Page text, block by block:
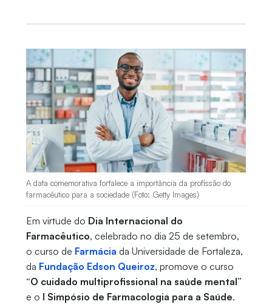
A data comemorativa fortalece a importância da profissão do
farmacêutico para a sociedade (Foto: Getty Images)
Em virtude do Dia Internacional do
Farmacêutico, celebrado no dia 25 de setembro,
o curso de Farmácia da Universidade de Fortaleza,
da Fundação Edson Queiroz, promove o curso
“O cuidado multiprofissional na saúde mental”
e o I Simpósio de Farmacologia para a Saúde.